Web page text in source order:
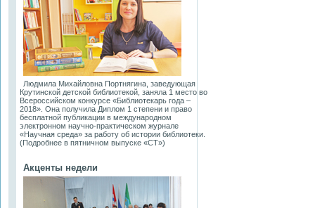
Людмила Михайловна Портнягина, заведующая
Крутинской детской библиотекой, заняла 1 место во
Всероссийском конкурсе «Библиотекарь года –
2018». Она получила Диплом 1 степени и право
бесплатной публикации в международном
электронном научно-практическом журнале
«Научная среда» за работу об истории библиотеки.
(Подробнее в пятничном выпуске «СТ»)
Акценты недели